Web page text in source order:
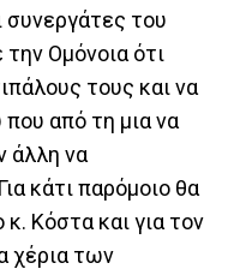
συνεργάτες του
την Ομόνοια ότι
τους και να
που από τη μια να
άλλη να
κάτι παρόμοιο θα
Κόστα και για τον
χέρια των